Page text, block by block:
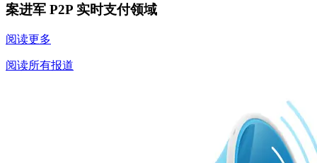
案进军 P2P 实时支付领域
阅读更多
阅读所有报道